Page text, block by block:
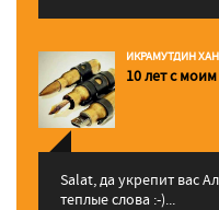
ИКРАМУТДИН ХАН
10 лет с
Salat, да укрепит вас
теплые слова :-)...